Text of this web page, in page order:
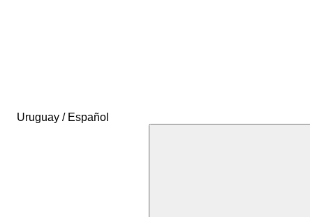
Uruguay / Español